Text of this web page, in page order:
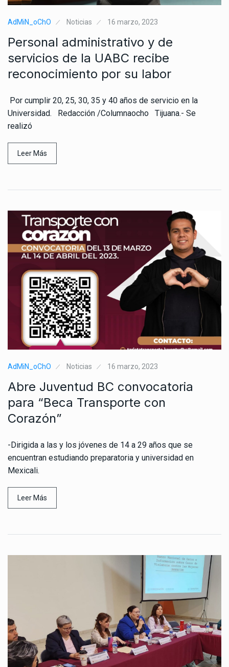
AdMiN_oChO Noticias 16 marzo, 2023
Personal administrativo y de
servicios de la UABC recibe
reconocimiento por su labor
Por cumplir 20, 25, 30, 35 y 40 años de servicio en la
Universidad. Redacción /Columnaocho Tijuana.- Se
realizó
Leer Más
AdMiN_oChO Noticias 16 marzo, 2023
Abre Juventud BC convocatoria
para “Beca Transporte con
Corazón”
-Dirigida a las y los jóvenes de 14 a 29 años que se
encuentran estudiando preparatoria y universidad en
Mexicali.
Leer Más